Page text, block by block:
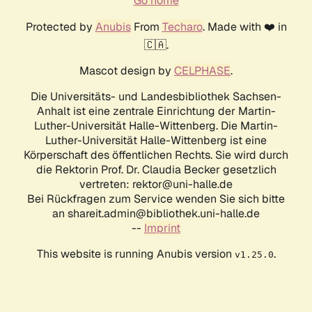
Protected by AnubisFrom Techaro. Made with ❤️ in
🇨🇦.
Mascot design by CELPHASE.
Die Universitäts- und Landesbibliothek Sachsen-
Anhalt ist eine zentrale Einrichtung der Martin-
Luther-Universität Halle-Wittenberg. Die Martin-
Luther-Universität Halle-Wittenberg ist eine
Körperschaft des öffentlichen Rechts. Sie wird durch
die Rektorin Prof. Dr. Claudia Becker gesetzlich
vertreten: rektor@uni-halle.de
Bei Rückfragen zum Service wenden Sie sich bitte
an shareit.admin@bibliothek.uni-halle.de
-- Imprint
This website is running Anubis version v1.25.0.